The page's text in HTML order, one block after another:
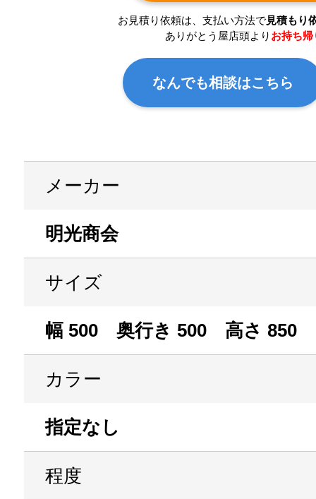
お見積り依頼は、支払い方法で見積もり
ありがとう屋店頭より お持ち帰
なんでも相談はこちら
メーカー
明光商会
サイズ
幅 500 奥行き 500 高さ 850
カラー
指定なし
程度